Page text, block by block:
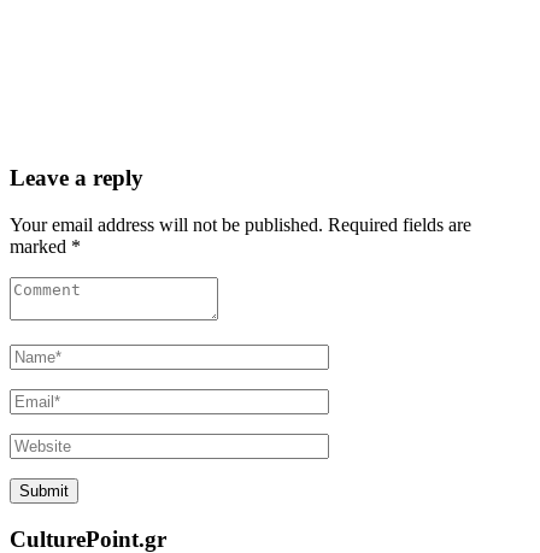
Leave a reply
Your email address will not be published. Required fields are
marked *
CulturePoint.gr